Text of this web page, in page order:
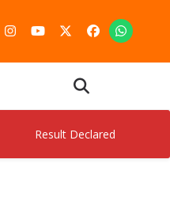
Result Declared